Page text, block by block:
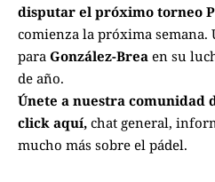
disputar el próximo torneo
comienza la próxima
para González-Brea en su
de año.
Únete a nuestra comunidad
click aquí, chat general,
mucho más sobre el pádel.